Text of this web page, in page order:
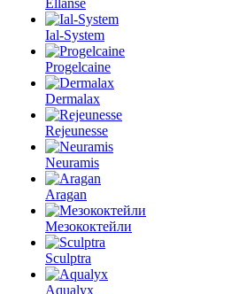
Ellanse
Ial-System
Progelcaine
Dermalax
Rejeunesse
Neuramis
Aragan
Мезококтейли
Sculptra
Aqualyx